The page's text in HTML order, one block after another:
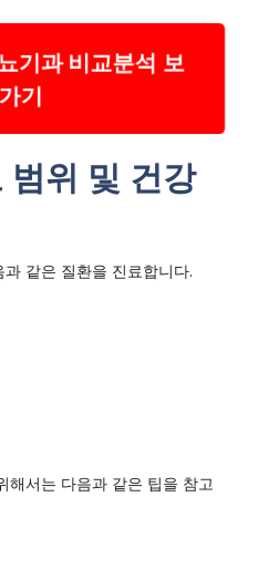
기과 비교분석 보
기
범위 및 건강
같은 질환을 진료합니다.
해서는 다음과 같은 팁을 참고